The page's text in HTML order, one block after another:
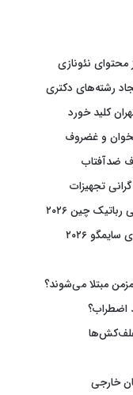
محتوای نئونازی
رشته‌های دکتری
و غضروف
ضدآفتاب
تجهیزات
چین ۲۰۲۶
۲۰۲۶
مبتلا می‌شوند؟
اضطراب؟
خارجی